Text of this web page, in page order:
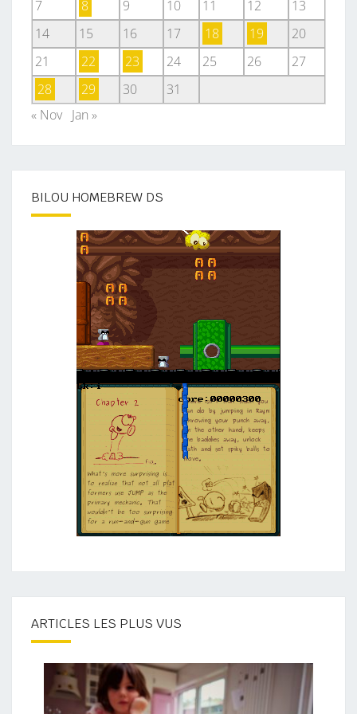
7
8 9 10 11 12
13
14
15 16 17 18 19
20
21
22 23 24 25 26
27
28
29 30
31
« Nov Jan »
BILOU HOMEBREW DS
ARTICLES LES PLUS VUS